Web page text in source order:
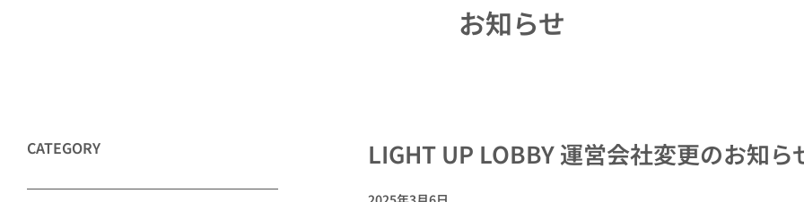
お知らせ
CATEGORY LIGHT UP LOBBY 運営会社変更のお知ら